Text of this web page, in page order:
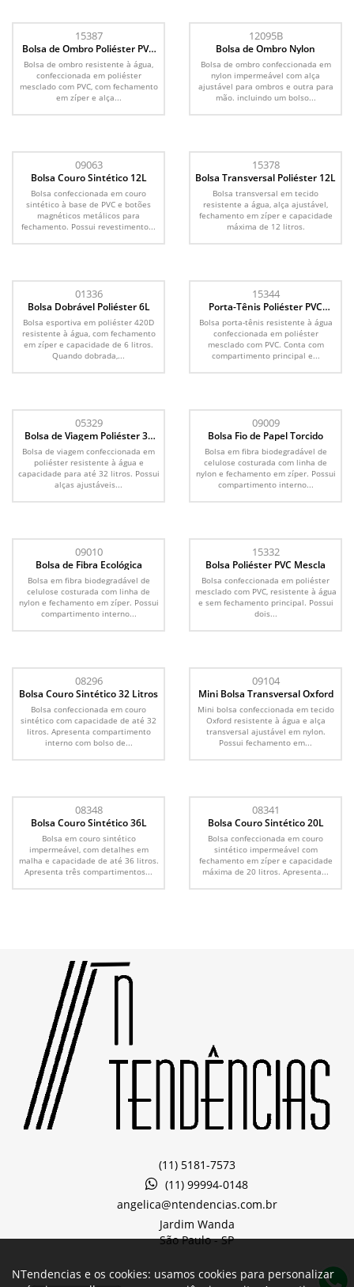
15387
Bolsa de Ombro Poliéster PVC
Mescla
Bolsa de ombro resistente à água,
confeccionada em poliéster
mesclado com PVC, com fechamento
em zíper e alça...
12095B
Bolsa de Ombro Nylon
Bolsa de ombro confeccionada em
nylon impermeável com alça
ajustável para ombros e outra para
mão. incluindo um bolso...
09063
Bolsa Couro Sintético 12L
Bolsa confeccionada em couro
sintético à base de PVC e botões
magnéticos metálicos para
fechamento. Possui revestimento...
15378
Bolsa Transversal Poliéster 12L
Bolsa transversal em tecido
resistente a água, alça ajustável,
fechamento em zíper e capacidade
máxima de 12 litros.
01336
Bolsa Dobrável Poliéster 6L
Bolsa esportiva em poliéster 420D
resistente à água, com fechamento
em zíper e capacidade de 6 litros.
Quando dobrada,...
15344
Porta-Tênis Poliéster PVC
Mescla
Bolsa porta-tênis resistente à água
confeccionada em poliéster
mesclado com PVC. Conta com
compartimento principal e...
05329
Bolsa de Viagem Poliéster 32
Litros
Bolsa de viagem confeccionada em
poliéster resistente à água e
capacidade para até 32 litros. Possui
alças ajustáveis...
09009
Bolsa Fio de Papel Torcido
Bolsa em fibra biodegradável de
celulose costurada com linha de
nylon e fechamento em zíper. Possui
compartimento interno...
09010
Bolsa de Fibra Ecológica
Bolsa em fibra biodegradável de
celulose costurada com linha de
nylon e fechamento em zíper. Possui
compartimento interno...
15332
Bolsa Poliéster PVC Mescla
Bolsa confeccionada em poliéster
mesclado com PVC, resistente à água
e sem fechamento principal. Possui
dois...
08296
Bolsa Couro Sintético 32 Litros
Bolsa confeccionada em couro
sintético com capacidade de até 32
litros. Apresenta compartimento
interno com bolso de...
09104
Mini Bolsa Transversal Oxford
Mini bolsa confeccionada em tecido
Oxford resistente à água e alça
transversal ajustável em nylon.
Possui fechamento em...
08348
Bolsa Couro Sintético 36L
Bolsa em couro sintético
impermeável, com detalhes em
malha e capacidade de até 36 litros.
Apresenta três compartimentos...
08341
Bolsa Couro Sintético 20L
Bolsa confeccionada em couro
sintético impermeável com
fechamento em zíper e capacidade
máxima de 20 litros. Apresenta...
(11) 5181-7573
(11) 99994-0148
angelica@ntendencias.com.br
Jardim Wanda
São Paulo -SP
NTendencias e os cookies: usamos cookies para personalizar